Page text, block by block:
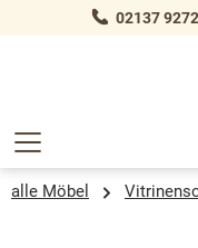
springen 02137
alle Möbel